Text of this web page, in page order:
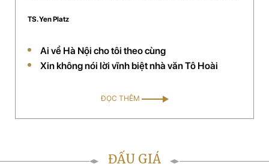
pha chế thành công một số loại dược phẩm và đang
(thuộc hệ thống của công ty) trên toàn quốc. Công ty
của chị đã được chọn là đối tác chiến lược phân phối
TS. Yen Platz
Ai về Hà Nội cho tôi theo cùng
Xin không nói lời vĩnh biệt nhà văn Tô Hoài
ĐỌC THÊM
ĐẤU GIÁ